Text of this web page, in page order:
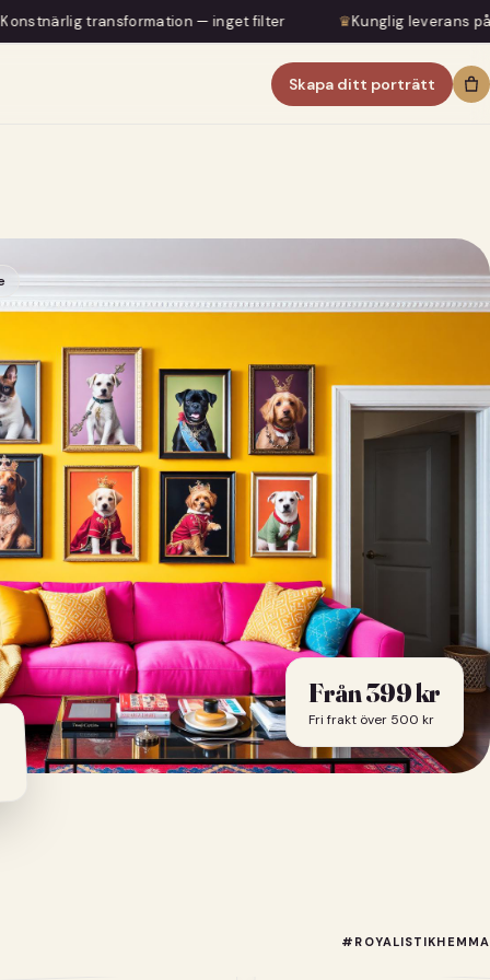
— inget filter ♛Kunglig leverans på 5–7 dagar
Skapa ditt porträtt
Från 399 kr
Fri frakt över 500 kr
#ROYALISTIKHEMMA